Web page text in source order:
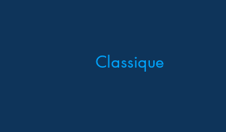
Classique